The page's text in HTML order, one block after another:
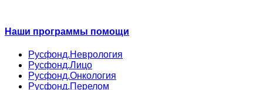
Наши программы помощи
Русфонд.Неврология
Русфонд.Лицо
Русфонд.Онкология
Русфонд.Перелом